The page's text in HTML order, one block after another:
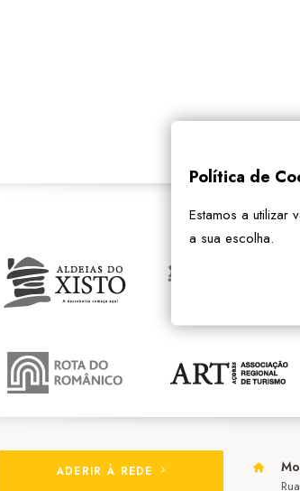
ADERIR À REDE
Política de
Estamos a utilizar
a sua escolha.